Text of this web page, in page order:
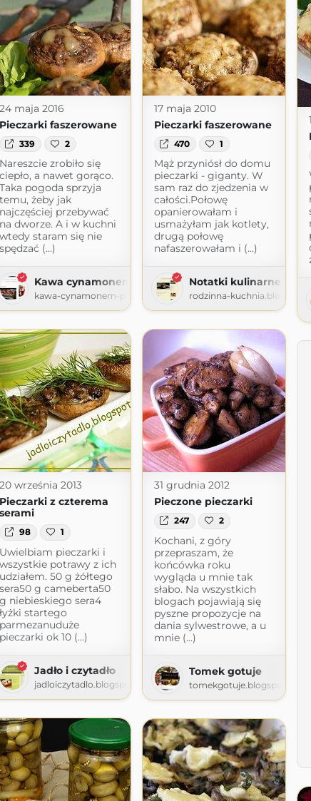
24 maja 2016
Pieczarki faszerowane
339 2
Nareszcie zrobiło się
ciepło, a nawet gorąco.
Taka pogoda sprzyja
temu, żeby jak
najczęściej przebywać
na dworze. A i w kuchni
wtedy staram się nie
spędzać (...)
Kawa cynamonem pachnąca
kawa-cynamonem-pachnaca.blogspot.com
17 maja 2010
Pieczarki faszerowane
470 1
Mąż przyniósł do domu
pieczarki - giganty. W
sam raz do zjedzenia w
całości.Połowę
opanierowałam i
usmażyłam jak kotlety,
drugą połowę
nafaszerowałam i (...)
Notatki kulinarne
rodzinna-
20 września 2013
Pieczarki z czterema
serami
98 1
Uwielbiam pieczarki i
wszystkie potrawy z ich
udziałem. 50 g żółtego
sera50 g cameberta50
g niebieskiego sera4
łyżki startego
parmezanuduże
pieczarki ok 10 (...)
Jadło i czytadło
jadloiczytadlo.blogspot.com
31 grudnia 2012
Pieczone pieczarki
247 2
Kochani, z góry
przepraszam, że
końcówka roku
wygląda u mnie tak
słabo. Na wszystkich
blogach pojawiają się
pyszne propozycje na
dania sylwestrowe, a u
mnie (...)
Tomek gotuje
tomekgotuje.blogspot.com